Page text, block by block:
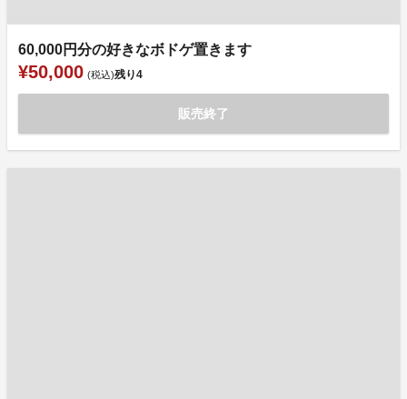
60,000円分の好きなボドゲ置きます
¥50,000 (税込)残り4
販売終了